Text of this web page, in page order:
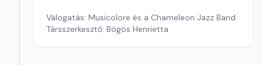
Válogatás: Musicolore és a Chameleon Jazz Band
Társszerkesztő: Bögös Henrietta